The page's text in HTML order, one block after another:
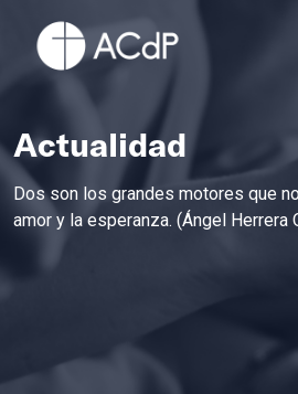
Actualidad
Dos son los grandes motores que
amor y la esperanza. (Ángel Herrera